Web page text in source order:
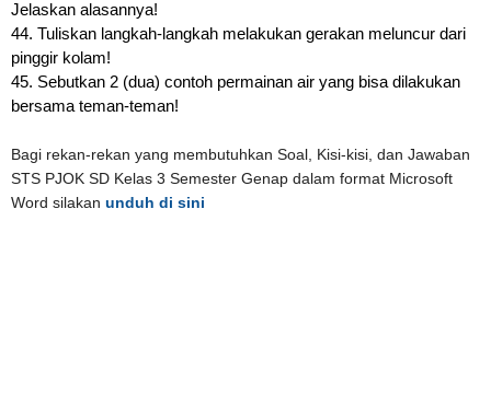
Jelaskan alasannya!
44. Tuliskan langkah-langkah melakukan gerakan meluncur dari
pinggir kolam!
45. Sebutkan 2 (dua) contoh permainan air yang bisa dilakukan
bersama teman-teman!
Bagi rekan-rekan yang membutuhkan Soal, Kisi-kisi, dan Jawaban
STS PJOK SD Kelas 3 Semester Genap dalam format Microsoft
Word silakan unduh di sini